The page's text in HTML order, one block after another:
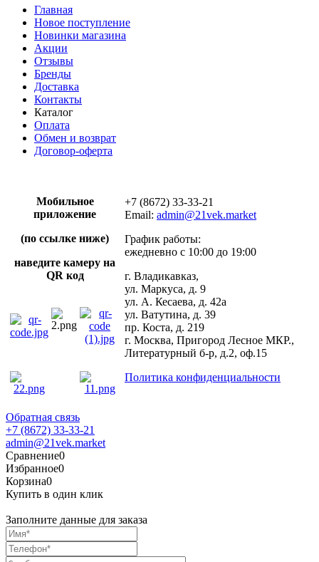
Главная
Новое поступление
Новинки магазина
Акции
Отзывы
Бренды
Доставка
Контакты
Каталог
Оплата
Обмен и возврат
Договор-оферта
Мобильное
приложение
(по ссылке ниже)
наведите камеру на
QR код
+7 (8672) 33-33-21
Email: admin@21vek.market
График работы:
ежедневно с 10:00 до 19:00
г. Владикавказ,
ул. Маркуса, д. 9
ул. А. Кесаева, д. 42а
ул. Ватутина, д. 39
пр. Коста, д. 219
г. Москва, Пригород Лесное МКР.,
Литературный б-р, д.2, оф.15
Политика конфиденциальности
Обратная связь
+7 (8672) 33-33-21
admin@21vek.market
Сравнение0
Избранное0
Корзина0
Купить в один клик
Заполните данные для заказа